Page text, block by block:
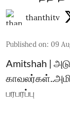
thanthitv
Published on: 09
Amitshah |
பரபரப்பு